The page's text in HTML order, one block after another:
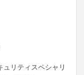
ュリティスペシャリ